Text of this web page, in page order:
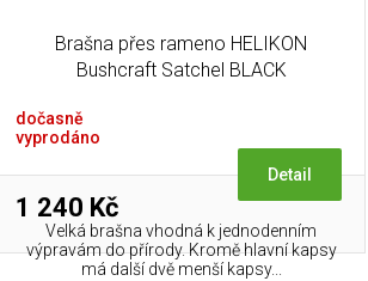
Brašna přes rameno HELIKON
Bushcraft Satchel BLACK
dočasně
vyprodáno
1 240 Kč
Detail
Velká brašna vhodná k jednodenním
výpravám do přírody. Kromě hlavní kapsy
má další dvě menší kapsy...